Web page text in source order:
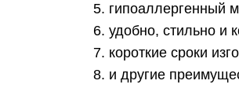
гипоаллергенный
удобно, стильно и
короткие сроки
и другие